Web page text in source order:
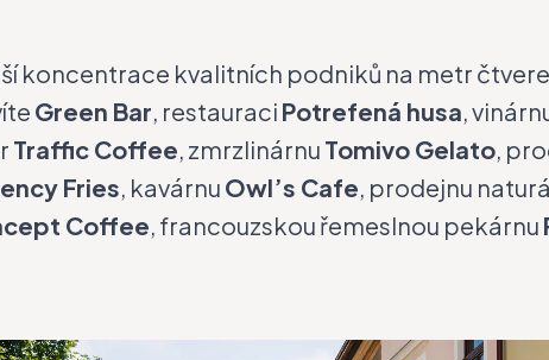
koncentrace kvalitních podniků na metr
Green Bar, restauraci Potrefená husa,
Traffic Coffee, zmrzlinárnu Tomivo Gelato,
Fries, kavárnu Owl’s Cafe, prodejnu
Coffee, francouzskou řemeslnou pekárnu